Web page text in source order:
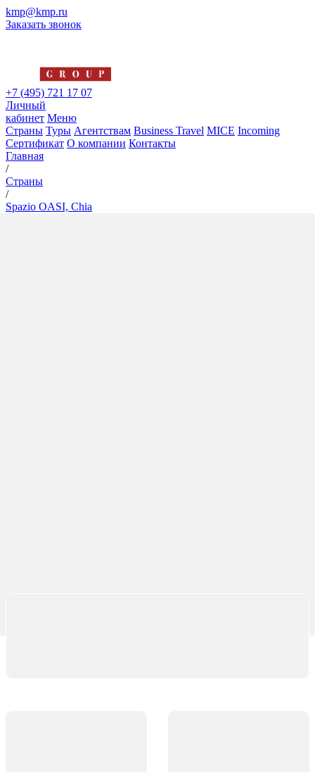
kmp@kmp.ru
Заказать звонок
+7 (495) 721 17 07
Личный
кабинет Меню
Страны Туры Агентствам Business Travel MICE Incoming
Сертификат О компании Контакты
Главная
/
Страны
/
Spazio OASI, Chia